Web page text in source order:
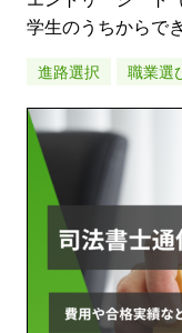
学生のうちからで
進路選択 職業選